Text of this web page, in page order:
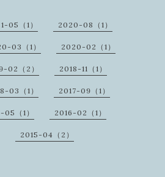
05（1） 2020-08（1）
03（1） 2020-02（1）
02（2） 2018-11（1）
03（1） 2017-09（1）
（1） 2016-02（1）
2015-04（2）